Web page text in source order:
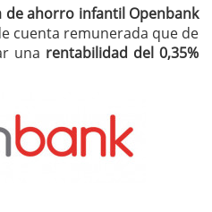
de ahorro infantil Openbank
cuenta remunerada que de
una rentabilidad del 0,35%